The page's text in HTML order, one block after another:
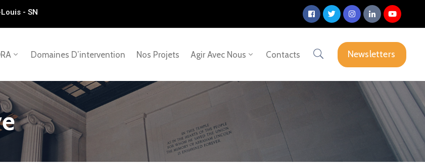
- SN
Domaines D’intervention Nos Projets Agir Avec Nous Contacts Newsletters